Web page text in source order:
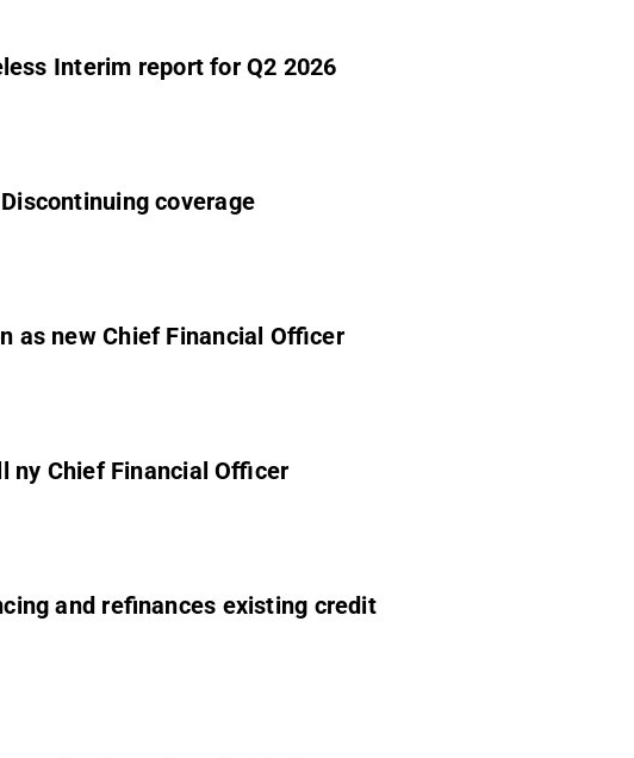
Interim report for Q2 2026
coverage
as new Chief Financial Officer
ny Chief Financial Officer
and refinances existing credit